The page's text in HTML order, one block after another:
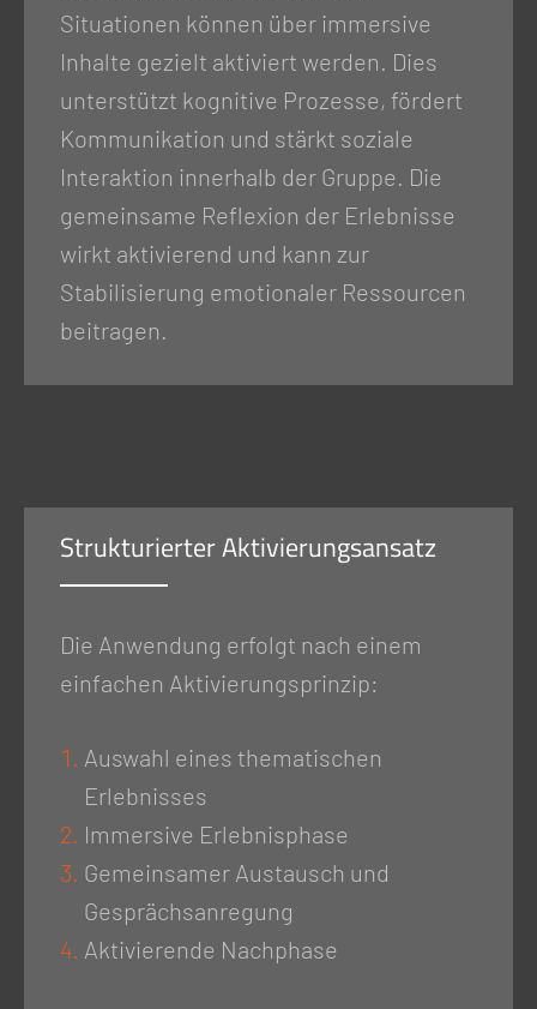
Situationen können über immersive
Inhalte gezielt aktiviert werden. Dies
unterstützt kognitive Prozesse, fördert
Kommunikation und stärkt soziale
Interaktion innerhalb der Gruppe. Die
gemeinsame Reflexion der Erlebnisse
wirkt aktivierend und kann zur
Stabilisierung emotionaler Ressourcen
beitragen.
Strukturierter Aktivierungsansatz
Die Anwendung erfolgt nach einem
einfachen Aktivierungsprinzip:
Auswahl eines thematischen
Erlebnisses
Immersive Erlebnisphase
Gemeinsamer Austausch und
Gesprächsanregung
Aktivierende Nachphase